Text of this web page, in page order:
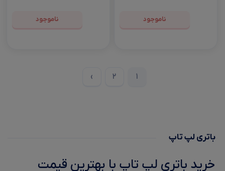
ناموجود ناموجود
1
2
›
باتری لپ‌ تاپ
خرید باتری لپ تاپ با بهترین قیمت